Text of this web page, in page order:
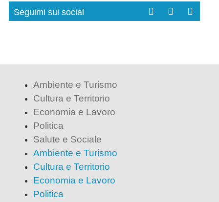
Seguimi sui social
Ambiente e Turismo
Cultura e Territorio
Economia e Lavoro
Politica
Salute e Sociale
Ambiente e Turismo
Cultura e Territorio
Economia e Lavoro
Politica